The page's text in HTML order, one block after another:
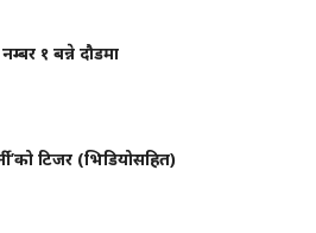
१ बन्ने दौडमा
टिजर (भिडियोसहित)